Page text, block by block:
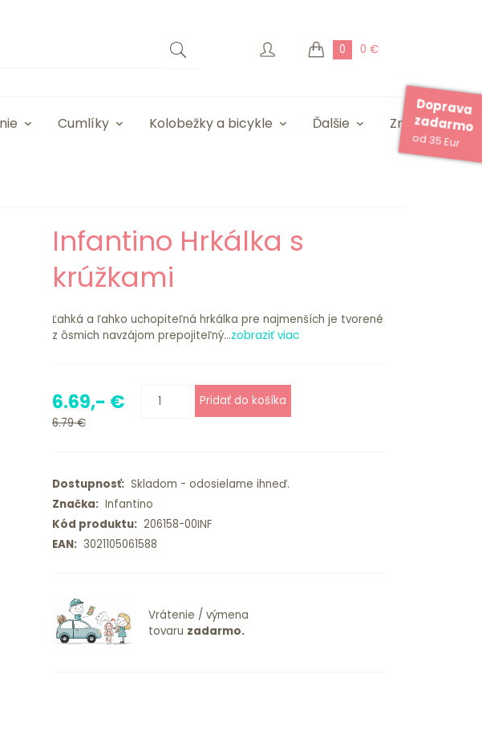
0 0 €
Doprava
zadarmo
od 35 Eur
Cumlíky Kolobežky a bicykle Ďalšie Značky
Infantino Hrkálka s
krúžkami
Ľahká a ľahko uchopiteľná hrkálka pre najmenších je tvorené
z ôsmich navzájom prepojiteľný...zobraziť viac
6.69,- €
6.79 €
Dostupnosť:Skladom - odosielame ihneď.
Značka:Infantino
Kód produktu:206158-00INF
EAN:3021105061588
Vrátenie / výmena
tovaru zadarmo.